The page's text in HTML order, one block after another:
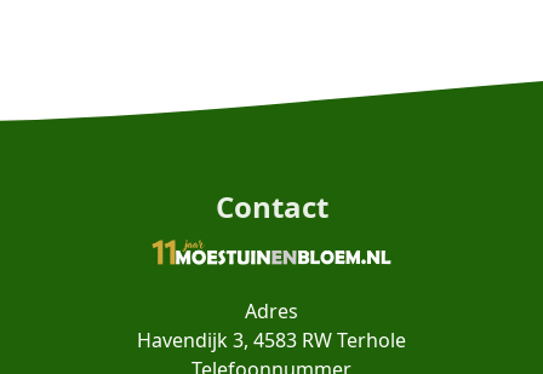
Contact
Adres
Havendijk 3, 4583 RW Terhole
Telefoonnummer